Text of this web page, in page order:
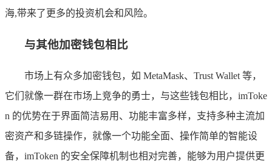
海,带来了更多的投资机会和风险。
与其他加密钱包相比
市场上有众多加密钱包，如 MetaMask、Trust Wallet 等，
它们就像一群在市场上竞争的勇士，与这些钱包相比，imToke
n 的优势在于界面简洁易用、功能丰富多样，支持多种主流加
密资产和多链操作，就像一个功能全面、操作简单的智能设
备，imToken 的安全保障机制也相对完善，能够为用户提供更